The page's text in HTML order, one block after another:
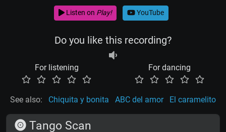
Listen on Play! YouTube
Do you like this recording?
For listening For dancing
See also: Chiquita y bonita ABC del amor El caramelito
Tango Scan